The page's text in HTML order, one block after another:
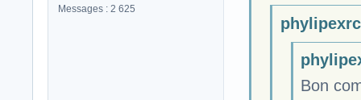
Messages : 2 625
Bon